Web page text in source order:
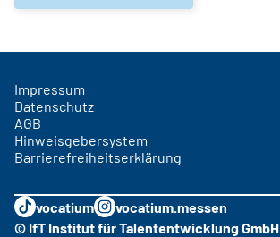
Impressum
Datenschutz
AGB
Hinweisgebersystem
Barrierefreiheitserklärung
vocatium
vocatium.messen
© IfT Institut für Talententwicklung GmbH